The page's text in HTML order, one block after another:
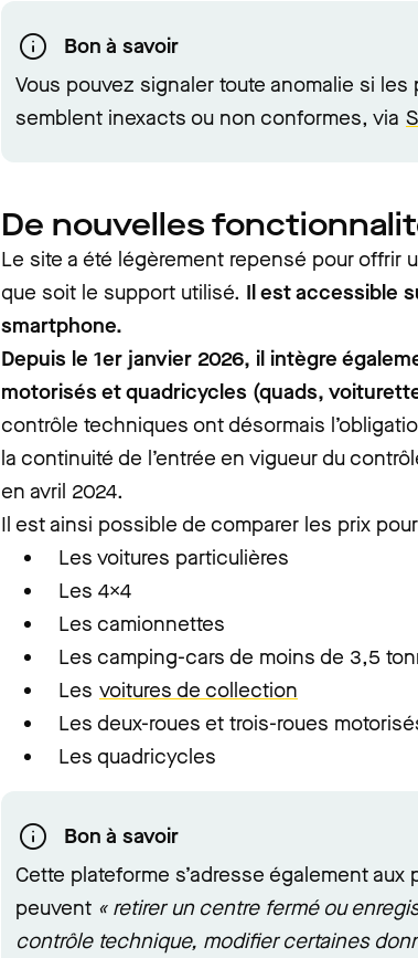
Bon à savoir
Vous pouvez signaler toute anomalie si
semblent inexacts ou non conformes, via
De nouvelles
Le site a été légèrement repensé pour offrir
que soit le support utilisé. Il est accessible
smartphone.
Depuis le 1er janvier 2026, il intègre
motorisés et quadricycles (quads,
contrôle techniques ont désormais
la continuité de l’entrée en vigueur du
en avril 2024.
Il est ainsi possible de comparer les prix
Les voitures particulières
Les 4x4
Les camionnettes
Les camping-cars de moins de 3,5
Les voitures de collection
Les deux-roues et trois-roues
Les quadricycles
Bon à savoir
Cette plateforme s’adresse également
peuvent « retirer un centre fermé ou
contrôle technique, modifier certaines